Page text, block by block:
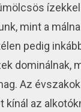
ízekkel
mint a
pedig
dominálnak,
Az
kínál az